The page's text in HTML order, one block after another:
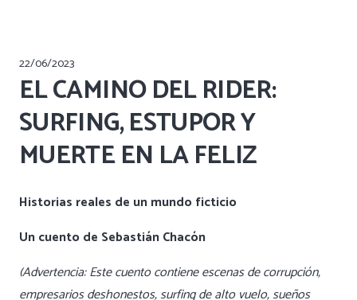
22/06/2023
EL CAMINO DEL RIDER:
SURFING, ESTUPOR Y
MUERTE EN LA FELIZ
Historias reales de un mundo ficticio
Un cuento de Sebastián Chacón
(Advertencia: Este cuento contiene escenas de corrupción,
empresarios deshonestos, surfing de alto vuelo, sueños